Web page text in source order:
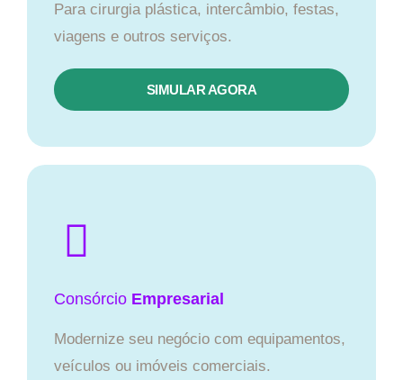
Para cirurgia plástica, intercâmbio, festas,
viagens e outros serviços.
SIMULAR AGORA
Consórcio Empresarial
Modernize seu negócio com equipamentos,
veículos ou imóveis comerciais.